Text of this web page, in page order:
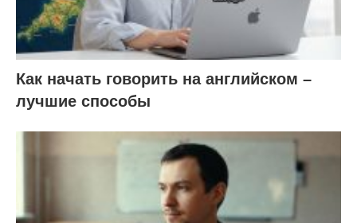
Как начать говорить на английском –
лучшие способы